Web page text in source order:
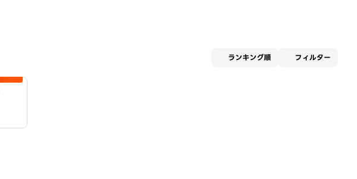
ランキング順 フィルター